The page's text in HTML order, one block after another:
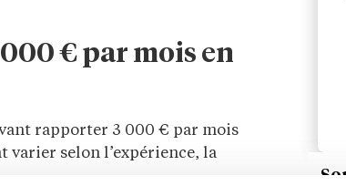
€ par mois en
rapporter 3 000 € par mois
varier selon l’expérience, la